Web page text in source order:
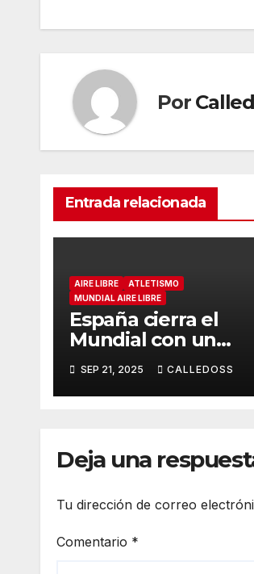
Por
Entrada relacionada
AIRE LIBRE
ATLETISMO
MUNDIAL AIRE LIBRE
España cierra el
Mundial con un
quinto puesto en
relevos
SEP 21, 2025 CALLEDOSS
Deja una
Tu dirección de correo
Comentario *